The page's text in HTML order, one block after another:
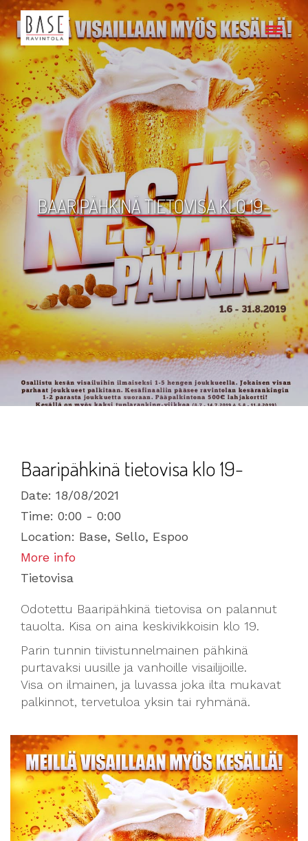
BAARIPÄHKINÄ TIETOVISA KLO 19-
Baaripähkinä tietovisa klo 19-
Date: 18/08/2021
Time: 0:00 - 0:00
Location: Base, Sello, Espoo
More info
Tietovisa
Odotettu Baaripähkinä tietovisa on palannut
tauolta. Kisa on aina keskivikkoisin klo 19.
Parin tunnin tiivistunnelmainen pähkinä
purtavaksi uusille ja vanhoille visailijoille.
Visa on ilmainen, ja luvassa joka ilta mukavat
palkinnot, tervetuloa yksin tai ryhmänä.